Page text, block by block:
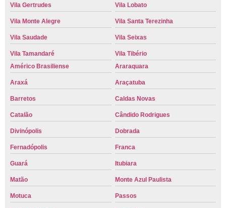
Vila Gertrudes Vila Lobato
Vila Monte Alegre Vila Santa Terezinha
Vila Saudade Vila Seixas
Vila Tamandaré
Vila Tibério
Américo Brasiliense
Araraquara
Araxá Araçatuba
Barretos Caldas Novas
Catalão Cândido Rodrigues
Divinópolis Dobrada
Fernadópolis Franca
Guará Itubiara
Matão Monte Azul Paulista
Motuca Passos